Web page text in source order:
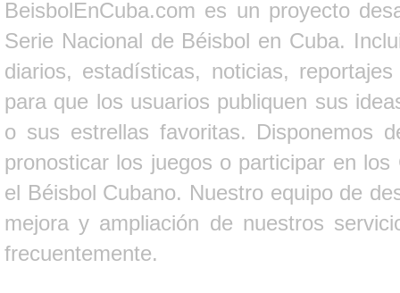
BeisbolEnCuba.com es un proyecto
Serie Nacional de Béisbol en Cuba.
diarios, estadísticas, noticias,
para que los usuarios publiquen sus
o sus estrellas favoritas. Disponemos
pronosticar los juegos o participar en
el Béisbol Cubano. Nuestro equipo de
mejora y ampliación de nuestros
frecuentemente.